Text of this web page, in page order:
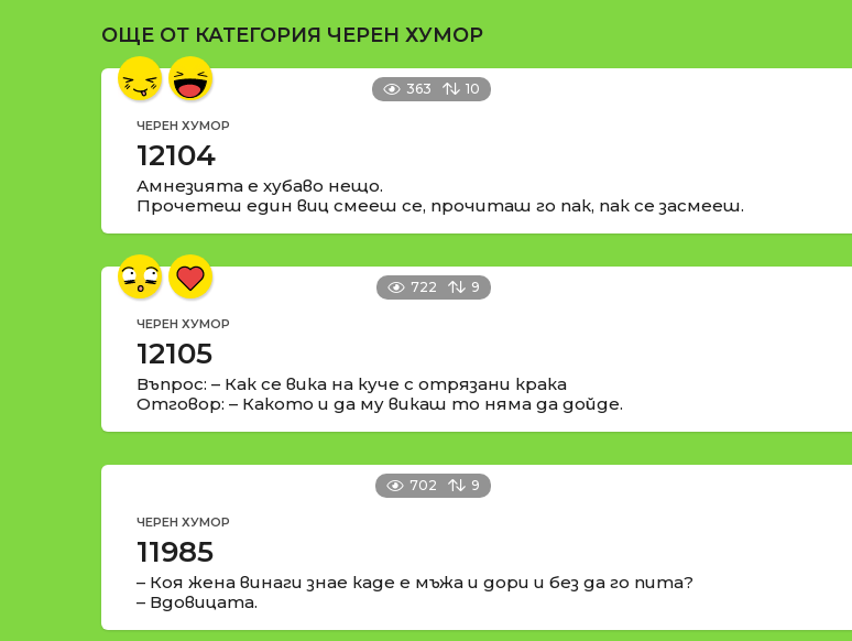
n
ОЩЕ ОТ КАТЕГОРИЯ ЧЕРЕН ХУМОР
363 10
ЧЕРЕН ХУМОР
12104
Амнезията е хубаво нещо.
Прочетеш един виц смееш се, прочиташ го пак, пак се засмееш.
722 9
ЧЕРЕН ХУМОР
12105
Въпрос: – Как се вика на куче с отрязани крака
Отговор: – Какото и да му викаш то няма да дойде.
702 9
ЧЕРЕН ХУМОР
11985
– Коя жена винаги знае каде е мъжа и дори и без да го пита?
– Вдовицата.